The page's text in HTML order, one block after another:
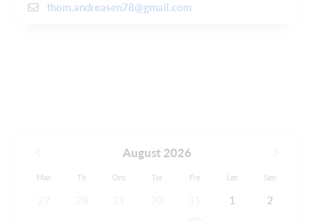
thom.andreasen78@gmail.com
August 2026
Man Tir Ons Tor Fre Lør Søn
1 2